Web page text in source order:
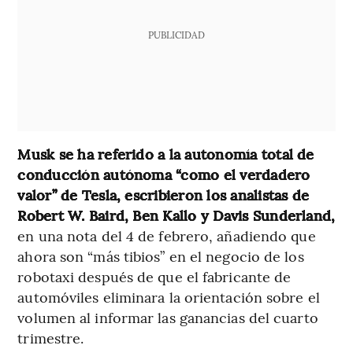
PUBLICIDAD
Musk se ha referido a la autonomía total de
conducción autónoma “como el verdadero
valor” de Tesla, escribieron los analistas de
Robert W. Baird, Ben Kallo y Davis Sunderland,
en una nota del 4 de febrero, añadiendo que
ahora son “más tibios” en el negocio de los
robotaxi después de que el fabricante de
automóviles eliminara la orientación sobre el
volumen al informar las ganancias del cuarto
trimestre.